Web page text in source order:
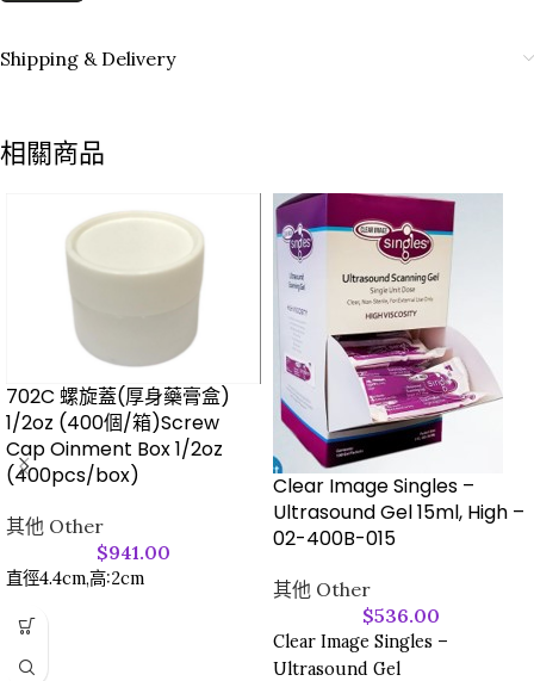
Shipping & Delivery
相關商品
702C 螺旋蓋(厚身藥膏盒)
1/2oz (400個/箱)Screw
Cap Oinment Box 1/2oz
(400pcs/box)
其他 Other
$941.00
直徑4.4cm,高:2cm
Clear Image Singles –
Ultrasound Gel 15ml, High –
02-400B-015
其他 Other
$536.00
Clear Image Singles –
Ultrasound Gel